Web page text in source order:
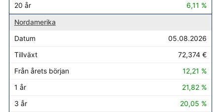
6,11 %
Nordamerika
05.08.2026
72,374 €
12,21 %
21,82 %
20,05 %